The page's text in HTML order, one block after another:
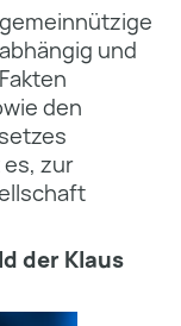
und
den
zur
der Klaus